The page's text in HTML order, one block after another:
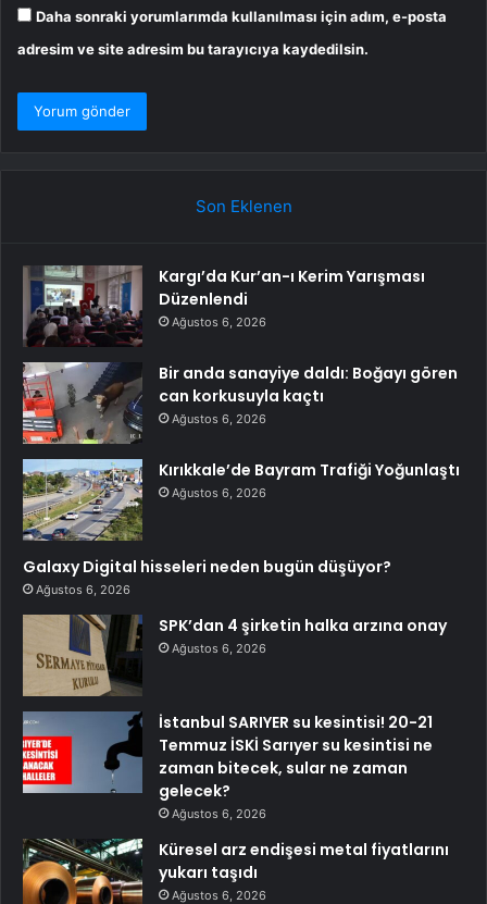
Daha sonraki yorumlarımda kullanılması için adım, e-posta
adresim ve site adresim bu tarayıcıya kaydedilsin.
Son Eklenen
Kargı’da Kur’an-ı Kerim Yarışması
Düzenlendi
Ağustos 6, 2026
Bir anda sanayiye daldı: Boğayı gören
can korkusuyla kaçtı
Ağustos 6, 2026
Kırıkkale’de Bayram Trafiği Yoğunlaştı
Ağustos 6, 2026
Galaxy Digital hisseleri neden bugün düşüyor?
Ağustos 6, 2026
SPK’dan 4 şirketin halka arzına onay
Ağustos 6, 2026
İstanbul SARIYER su kesintisi! 20-21
Temmuz İSKİ Sarıyer su kesintisi ne
zaman bitecek, sular ne zaman
gelecek?
Ağustos 6, 2026
Küresel arz endişesi metal fiyatlarını
yukarı taşıdı
Ağustos 6, 2026